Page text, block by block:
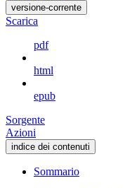
versione-corrente
Scarica
pdf
html
epub
Sorgente
Azioni
indice dei contenuti
Sommario